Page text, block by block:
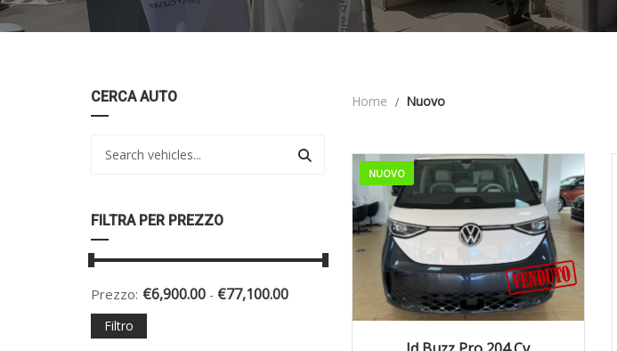
CERCA AUTO
FILTRA PER PREZZO
Prezzo: €6,900.00 - €77,100.00
Filtro
Home Nuovo
NUOVO
Autom...